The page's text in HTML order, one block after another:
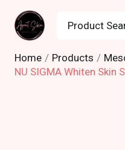
content
for:
Home Products
NU SIGMA Whiten Skin